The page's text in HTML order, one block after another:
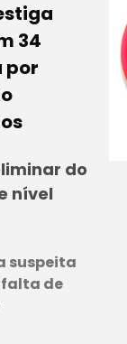
34
por
do
nível
suspeita
falta de